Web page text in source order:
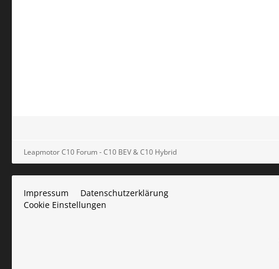
Leapmotor C10 Forum - C10 BEV & C10 Hybrid
Impressum
Datenschutzerklärung
Cookie Einstellungen